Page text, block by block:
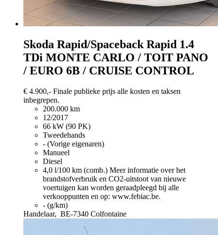
Skoda Rapid/Spaceback Rapid 1.4
TDi MONTE CARLO / TOIT PANO
/ EURO 6B / CRUISE CONTROL
€ 4.900,- Finale publieke prijs alle kosten en taksen
inbegrepen.
200.000 km
12/2017
66 kW (90 PK)
Tweedehands
- (Vorige eigenaren)
Manueel
Diesel
4,0 l/100 km (comb.) Meer informatie over het
brandstofverbruik en CO2-uitstoot van nieuwe
voertuigen kan worden geraadpleegd bij alle
verkooppunten en op: www.febiac.be.
- (g/km)
Handelaar, BE-7340 Colfontaine